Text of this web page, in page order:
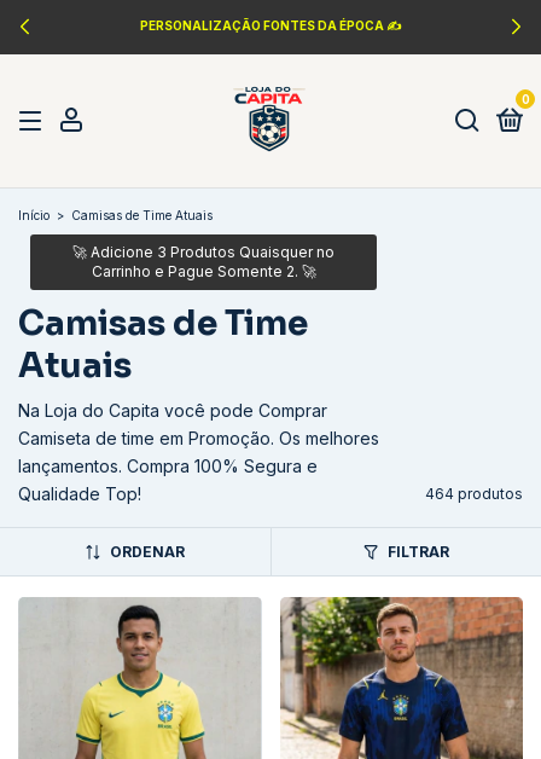
COMPRE 3, PAGUE 2 🔥
0
Início > Camisas de Time Atuais
Camisas de Time
Atuais
Na Loja do Capita você pode Comprar
Camiseta de time em Promoção. Os melhores
lançamentos. Compra 100% Segura e
Qualidade Top!
464 produtos
ORDENAR FILTRAR